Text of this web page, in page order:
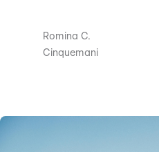
Romina C.
Cinquemani